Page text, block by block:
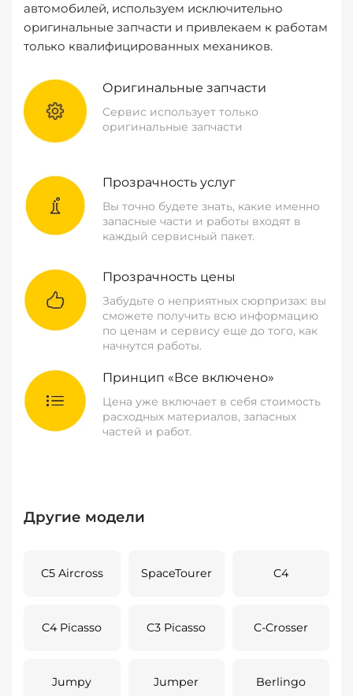
автомобилей, используем исключительно
оригинальные запчасти и привлекаем к работам
только квалифицированных механиков.
Оригинальные запчасти
Сервис использует только
оригинальные запчасти
Прозрачность услуг
Вы точно будете знать, какие именно
запасные части и работы входят в
каждый сервисный пакет.
Прозрачность цены
Забудьте о неприятных сюрпризах: вы
сможете получить всю информацию
по ценам и сервису еще до того, как
начнутся работы.
Принцип «Все включено»
Цена уже включает в себя стоимость
расходных материалов, запасных
частей и работ.
Другие модели
C5 Aircross SpaceTourer C4
C4 Picasso C3 Picasso C-Crosser
Jumpy Jumper Berlingo